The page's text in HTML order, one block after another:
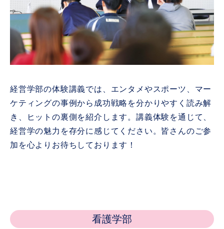
経営学部の体験講義では、エンタメやスポーツ、マー
ケティングの事例から成功戦略を分かりやすく読み解
き、ヒットの裏側を紹介します。講義体験を通じて、
経営学の魅力を存分に感じてください。皆さんのご参
加を心よりお待ちしております！
看護学部